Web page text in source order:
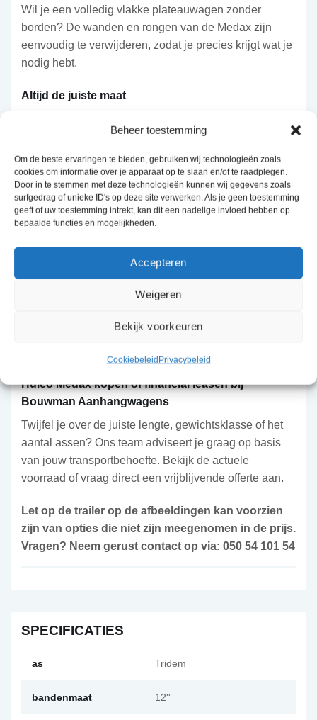
Beheer toestemming
Om de beste ervaringen te bieden, gebruiken wij technologieën zoals
cookies om informatie over je apparaat op te slaan en/of te raadplegen.
Door in te stemmen met deze technologieën kunnen wij gegevens zoals
surfgedrag of unieke ID's op deze site verwerken. Als je geen toestemming
geeft of uw toestemming intrekt, kan dit een nadelige invloed hebben op
bepaalde functies en mogelijkheden.
Accepteren
Weigeren
Bekijk voorkeuren
CookiebeleidPrivacybeleid
Wil je een volledig vlakke plateauwagen zonder
borden? De wanden en rongen van de Medax zijn
eenvoudig te verwijderen, zodat je precies krijgt wat je
nodig hebt.
Altijd de juiste maat
335 tot 611 cm en een totaal draagvermogen van
2.600 tot 3.500 kg, sluit er altijd een Medax-uitvoering
aan bij jouw transportbehoefte. Leverbaar als tandem-
of tridemasser, zodat je kunt kiezen op basis van
gewicht en stabiliteit.
Stem de Medax volledig af op jouw werk met onder
andere steunpoten, een lier, as-schokbrekers, een
reservewiel met steun, een huif (leverbaar in 180 of
uitvoering met stalen of aluminium rijplaten van 250
Hulco Medax kopen of financial leasen bij
Bouwman Aanhangwagens
Twijfel je over de juiste lengte, gewichtsklasse of het
aantal assen? Ons team adviseert je graag op basis
van jouw transportbehoefte. Bekijk de actuele
voorraad of vraag direct een vrijblijvende offerte aan.
Let op de trailer op de afbeeldingen kan voorzien
zijn van opties die niet zijn meegenomen in de prijs.
Vragen? Neem gerust contact op via: 050 54 101 54
SPECIFICATIES
as Tridem
bandenmaat 12''